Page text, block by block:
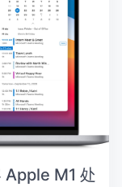
M1 处